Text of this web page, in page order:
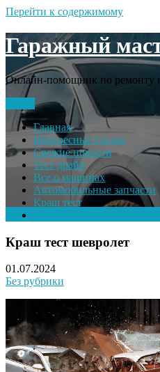
Перейти к содержимому
Гаражный
Онлайн-помощник по ремонту
Главная
Интересные статьи
Свежие новости
Тест драйв
Все о машинах
Автомобильные запчасти
Краш тест
Краш тест шевролет
01.07.2024
Без рубрики